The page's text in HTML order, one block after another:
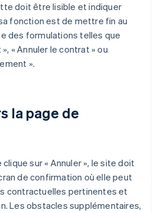
doit être lisible et indiquer
fonction est de mettre fin au
des formulations telles que
« Annuler le contrat » ou
».
la page de
clique sur « Annuler », le site doit
de confirmation où elle peut
contractuelles pertinentes et
Les obstacles supplémentaires,